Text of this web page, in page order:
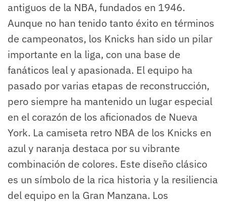
antiguos de la NBA, fundados en 1946.
Aunque no han tenido tanto éxito en términos
de campeonatos, los Knicks han sido un pilar
importante en la liga, con una base de
fanáticos leal y apasionada. El equipo ha
pasado por varias etapas de reconstrucción,
pero siempre ha mantenido un lugar especial
en el corazón de los aficionados de Nueva
York. La camiseta retro NBA de los Knicks en
azul y naranja destaca por su vibrante
combinación de colores. Este diseño clásico
es un símbolo de la rica historia y la resiliencia
del equipo en la Gran Manzana. Los